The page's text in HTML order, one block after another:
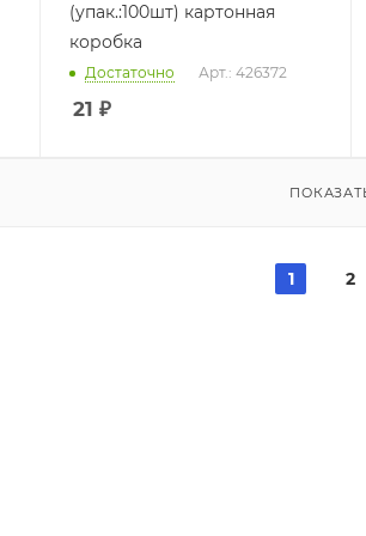
(упак.:100шт) картонная
коробка
Достаточно Арт.: 426372
21 ₽
1 2